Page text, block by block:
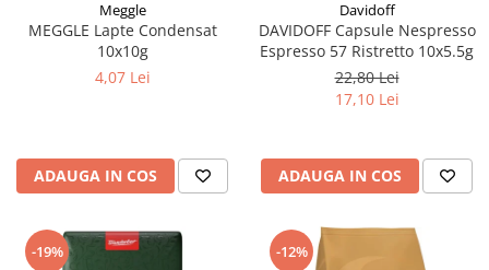
Meggle
MEGGLE Lapte Condensat
10x10g
4,07 Lei
ADAUGA IN COS
Davidoff
DAVIDOFF Capsule Nespresso
Espresso 57 Ristretto 10x5.5g
22,80 Lei
17,10 Lei
ADAUGA IN COS
-19% -12%